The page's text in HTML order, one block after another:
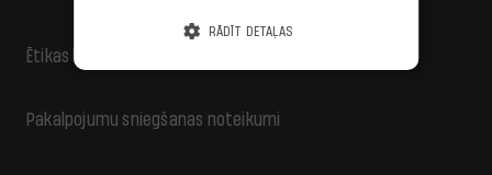
Ētikas kodekss
Pakalpojumu sniegšanas noteikumi
RĀDĪT DETAĻAS